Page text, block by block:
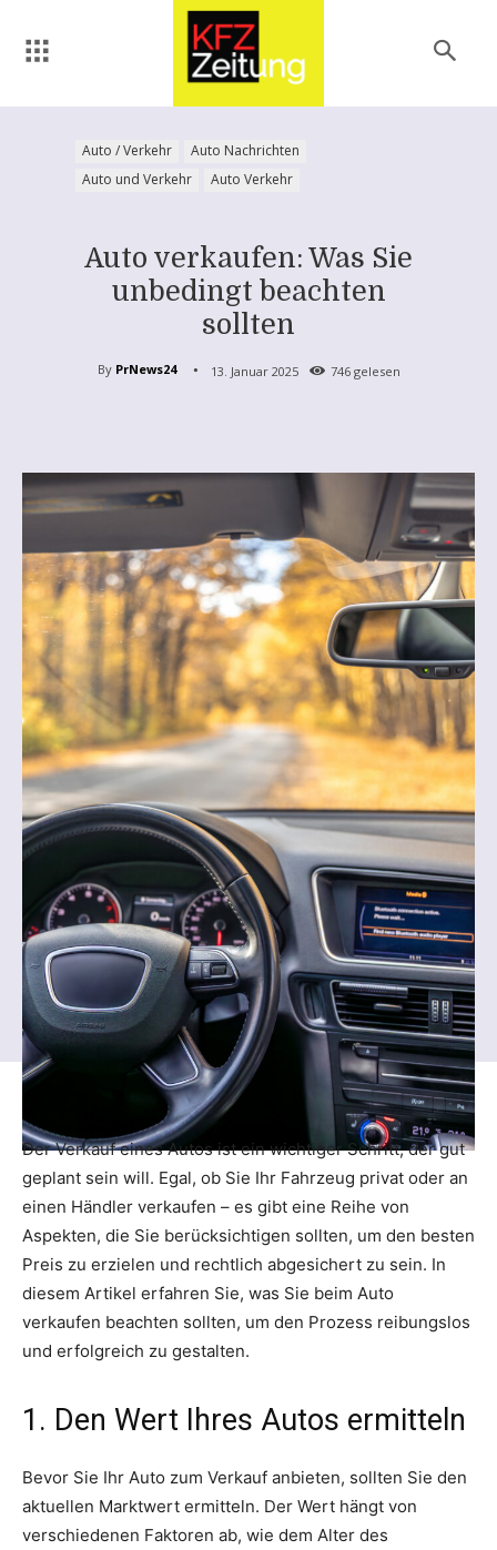
Auto / Verkehr
Auto Nachrichten
Auto und Verkehr
Auto Verkehr
Auto verkaufen: Was Sie
unbedingt beachten
sollten
By PrNews24 13. Januar 2025 746gelesen
Der Verkauf eines Autos ist ein wichtiger Schritt, der gut
geplant sein will. Egal, ob Sie Ihr Fahrzeug privat oder an
einen Händler verkaufen – es gibt eine Reihe von
Aspekten, die Sie berücksichtigen sollten, um den besten
Preis zu erzielen und rechtlich abgesichert zu sein. In
diesem Artikel erfahren Sie, was Sie beim Auto
verkaufen beachten sollten, um den Prozess reibungslos
und erfolgreich zu gestalten.
1. Den Wert Ihres Autos ermitteln
Bevor Sie Ihr Auto zum Verkauf anbieten, sollten Sie den
aktuellen Marktwert ermitteln. Der Wert hängt von
verschiedenen Faktoren ab, wie dem Alter des